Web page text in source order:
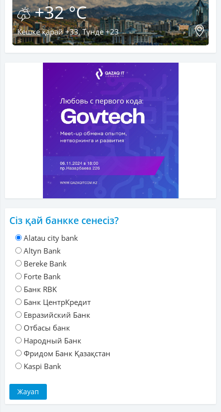
+32 °C
Кешке қарай +33, Түнде +23
Сіз қай банкке сенесіз?
Alatau city bank
Altyn Bank
Bereke Bank
Forte Bank
Банк RBK
Банк ЦентрКредит
Евразийский Банк
Отбасы банк
Народный Банк
Фридом Банк Қазақстан
Kaspi Bank